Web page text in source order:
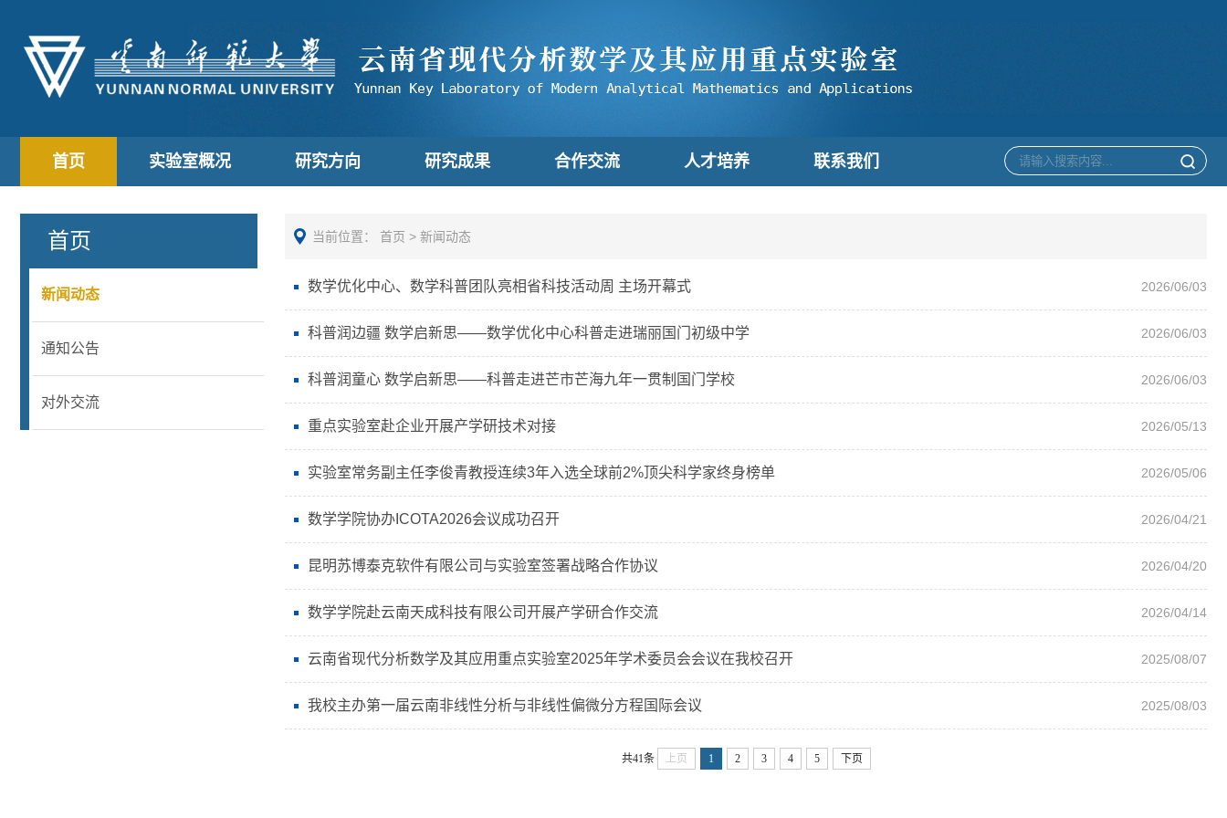
首页 实验室概况 研究方向 研究成果 合作交流 人才培养 联系我们
首页
新闻动态
通知公告
对外交流
当前位置： 首页 > 新闻动态
数学优化中心、数学科普团队亮相省科技活动周 主场开幕式 2026/06/03
科普润边疆 数学启新思——数学优化中心科普走进瑞丽国门初级中学 2026/06/03
科普润童心 数学启新思——科普走进芒市芒海九年一贯制国门学校 2026/06/03
重点实验室赴企业开展产学研技术对接 2026/05/13
实验室常务副主任李俊青教授连续3年入选全球前2%顶尖科学家终身榜单 2026/05/06
数学学院协办ICOTA2026会议成功召开 2026/04/21
昆明苏博泰克软件有限公司与实验室签署战略合作协议 2026/04/20
数学学院赴云南天成科技有限公司开展产学研合作交流 2026/04/14
云南省现代分析数学及其应用重点实验室2025年学术委员会会议在我校召开 2025/08/07
我校主办第一届云南非线性分析与非线性偏微分方程国际会议 2025/08/03
共41条 上页 1 2 3 4 5 下页